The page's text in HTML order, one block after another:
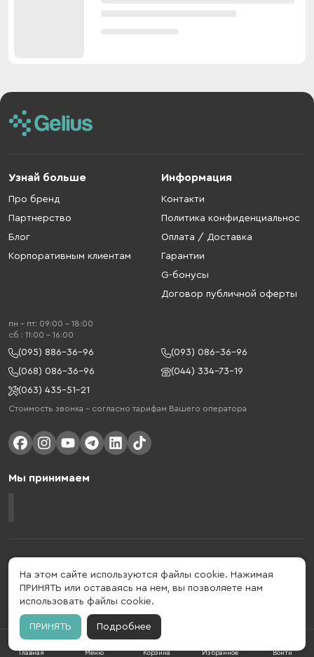
Узнай больше
Про бренд
Партнерство
Блог
Корпоративным клиентам
Информация
Контакти
Политика конфиденциальнос
Оплата / Доставка
Гарантии
G-бонусы
Договор публичной оферты
пн - пт: 09:00 - 18:00
cб : 11:00 - 16:00
(095) 886-36-96
(093) 086-36-96
(068) 086-36-96
(044) 334-73-19
(063) 435-51-21
Стоимость звонка – согласно тарифам Вашего оператора
Мы принимаем
Gelius - украинский бренд, который активно развивается в сфере
умных гаджетов и мобильных аксессуаров. Бренд подтвержден в 2013
году. Gelius - это больше, чем просто бренд, этот стиль жизни,
который об'єднує в собі драйв, радость, скорость, новації и
практичність.
Главная Меню Корзина Избранное Войти
На этом сайте используются файлы cookie. Нажимая
ПРИНЯТЬ или оставаясь на нем, вы позволяете нам
использовать файлы cookie.
ПРИНЯТЬ Подробнее